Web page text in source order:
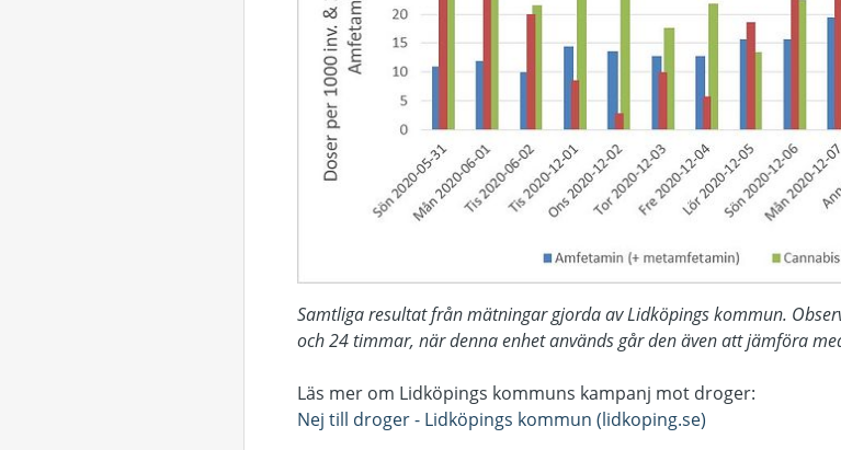
Samtliga resultat från mätningar gjorda av Lidköpings kommun.
och 24 timmar, när denna enhet används går den även att jämföra
Läs mer om Lidköpings kommuns kampanj mot droger:
Nej till droger - Lidköpings kommun (lidkoping.se)